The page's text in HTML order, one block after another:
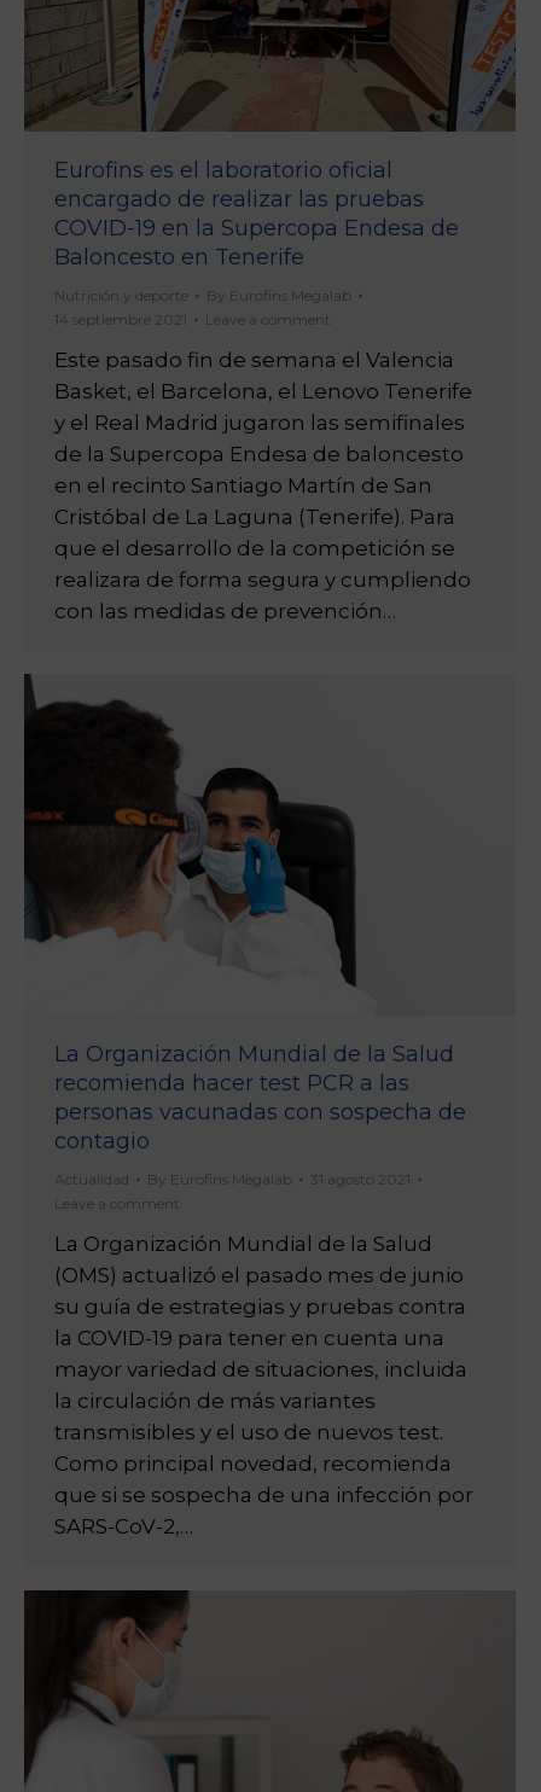
Eurofins es el laboratorio oficial
encargado de realizar las pruebas
COVID-19 en la Supercopa Endesa de
Baloncesto en Tenerife
Nutrición y deporte By Eurofins Megalab
14 septiembre 2021
Leave a comment
Este pasado fin de semana el Valencia
Basket, el Barcelona, el Lenovo Tenerife
y el Real Madrid jugaron las semifinales
de la Supercopa Endesa de baloncesto
en el recinto Santiago Martín de San
Cristóbal de La Laguna (Tenerife). Para
que el desarrollo de la competición se
realizara de forma segura y cumpliendo
con las medidas de prevención…
La Organización Mundial de la Salud
recomienda hacer test PCR a las
personas vacunadas con sospecha de
contagio
Actualidad By Eurofins Megalab
31 agosto 2021
Leave a comment
La Organización Mundial de la Salud
(OMS) actualizó el pasado mes de junio
su guía de estrategias y pruebas contra
la COVID-19 para tener en cuenta una
mayor variedad de situaciones, incluida
la circulación de más variantes
transmisibles y el uso de nuevos test.
Como principal novedad, recomienda
que si se sospecha de una infección por
SARS-CoV-2,…